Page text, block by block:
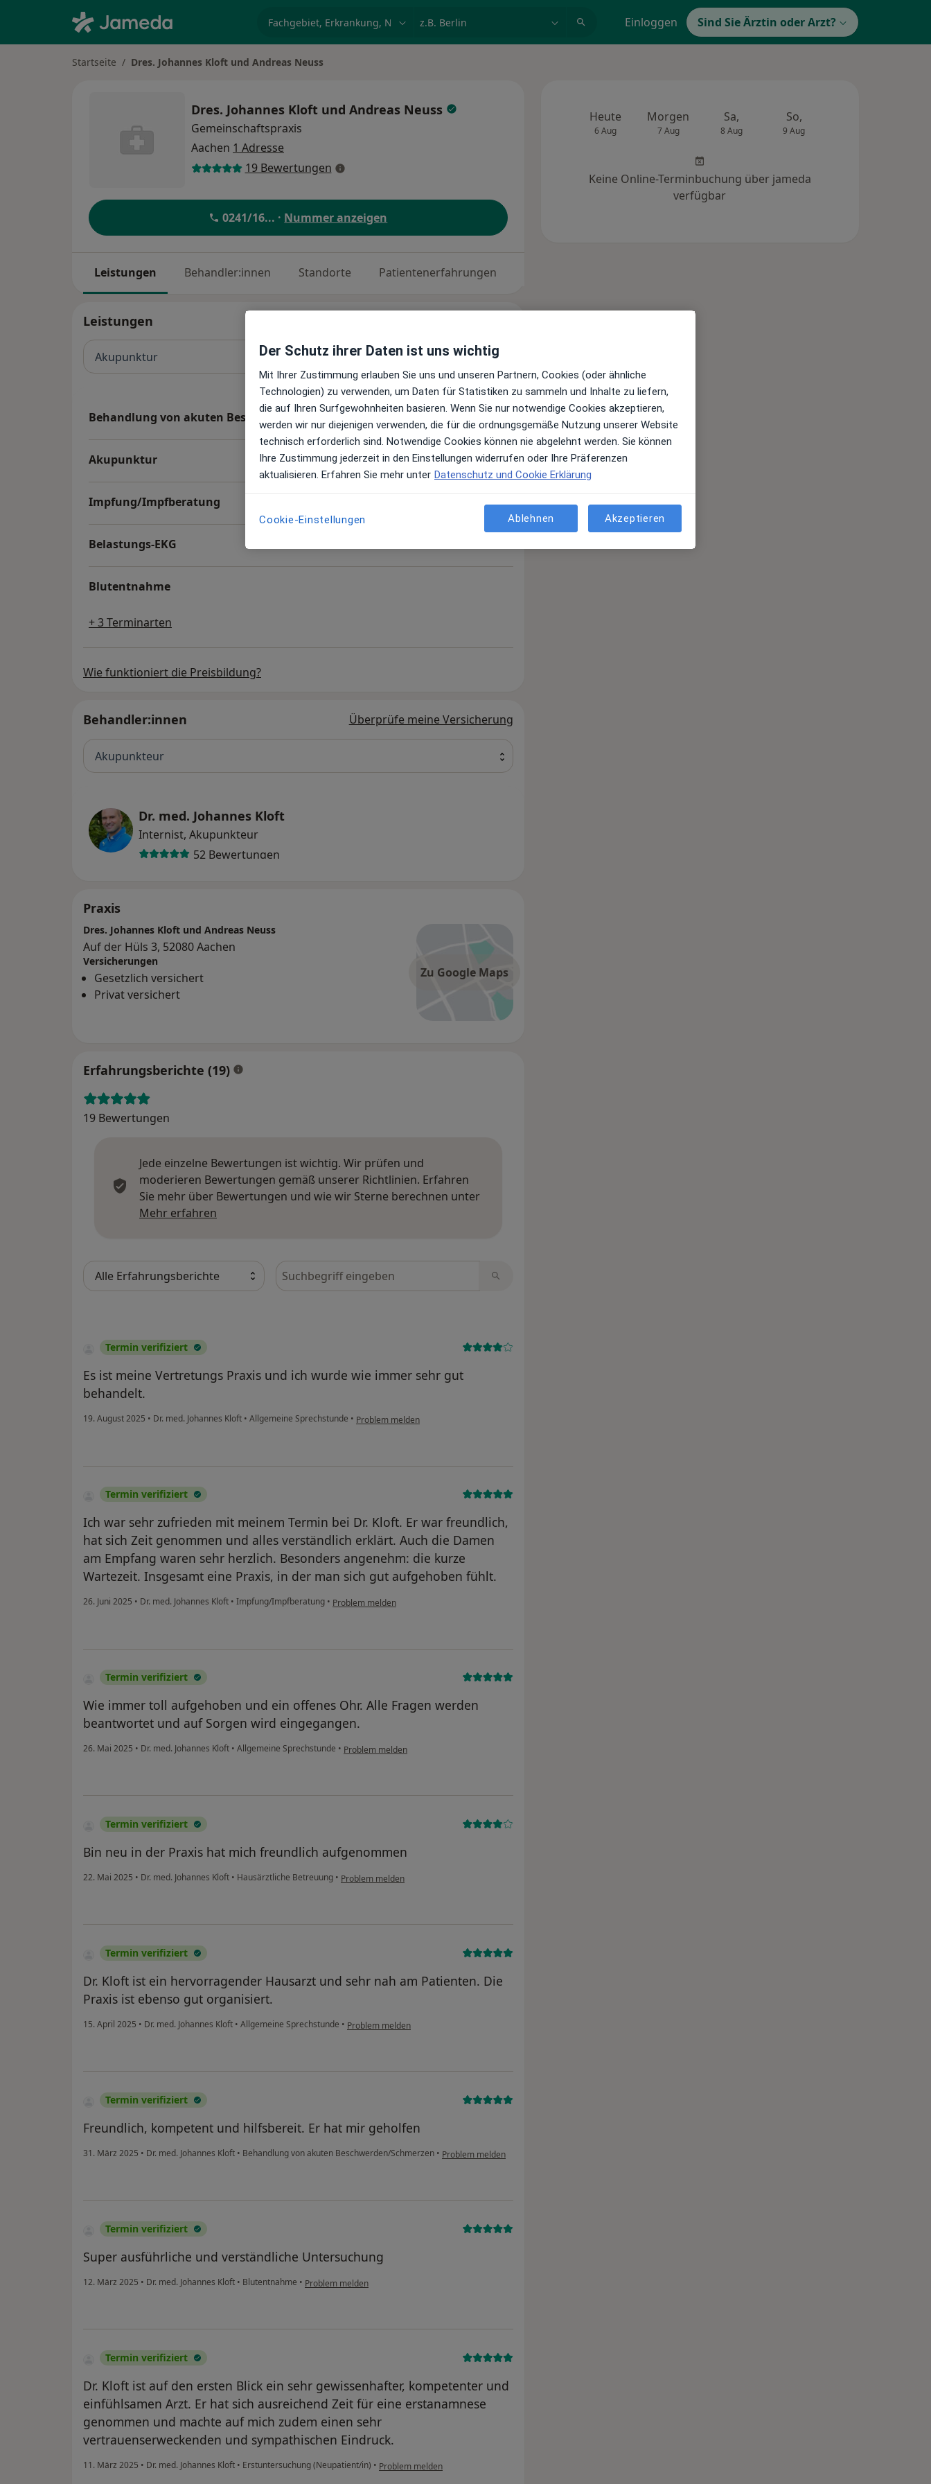
Einloggen Sind Sie Ärztin oder Arzt?
Startseite Dres. Johannes Kloft und Andreas Neuss
Dres. Johannes Kloft und Andreas Neuss
Gemeinschaftspraxis
Aachen 1 Adresse
19 Bewertungen
0241/16... · Nummer anzeigen
Leistungen Behandler:innen Standorte Patientenerfahrungen
Leistungen
Akupunktur
Behandlung von akuten Beschwerden/Schmerzen
Akupunktur
Impfung/Impfberatung
Belastungs-EKG
Blutentnahme
+ 3 Terminarten
Wie funktioniert die Preisbildung?
Behandler:innen Überprüfe meine Versicherung
Akupunkteur
Dr. med. Johannes Kloft
Internist, Akupunkteur
52 Bewertungen
Praxis
Zu Google Maps
Dres. Johannes Kloft und Andreas Neuss
Auf der Hüls 3, 52080 Aachen
Versicherungen
Gesetzlich versichert
Privat versichert
Erfahrungsberichte (19)
19 Bewertungen
Jede einzelne Bewertungen ist wichtig. Wir prüfen und
moderieren Bewertungen gemäß unserer Richtlinien. Erfahren
Sie mehr über Bewertungen und wie wir Sterne berechnen unter
Mehr erfahren
Bewertungen durchsuchen
Termin verifiziert
Es ist meine Vertretungs Praxis und ich wurde wie immer sehr gut
behandelt.
19. August 2025 • Dr. med. Johannes Kloft • Allgemeine Sprechstunde • Problem melden
Termin verifiziert
Ich war sehr zufrieden mit meinem Termin bei Dr. Kloft. Er war freundlich,
hat sich Zeit genommen und alles verständlich erklärt. Auch die Damen
am Empfang waren sehr herzlich. Besonders angenehm: die kurze
Wartezeit. Insgesamt eine Praxis, in der man sich gut aufgehoben fühlt.
26. Juni 2025 • Dr. med. Johannes Kloft • Impfung/Impfberatung • Problem melden
Termin verifiziert
Wie immer toll aufgehoben und ein offenes Ohr. Alle Fragen werden
beantwortet und auf Sorgen wird eingegangen.
26. Mai 2025 • Dr. med. Johannes Kloft • Allgemeine Sprechstunde • Problem melden
Termin verifiziert
Bin neu in der Praxis hat mich freundlich aufgenommen
22. Mai 2025 • Dr. med. Johannes Kloft • Hausärztliche Betreuung • Problem melden
Termin verifiziert
Dr. Kloft ist ein hervorragender Hausarzt und sehr nah am Patienten. Die
Praxis ist ebenso gut organisiert.
15. April 2025 • Dr. med. Johannes Kloft • Allgemeine Sprechstunde • Problem melden
Termin verifiziert
Freundlich, kompetent und hilfsbereit. Er hat mir geholfen
31. März 2025 • Dr. med. Johannes Kloft • Behandlung von akuten Beschwerden/Schmerzen • Problem melden
Termin verifiziert
Super ausführliche und verständliche Untersuchung
12. März 2025 • Dr. med. Johannes Kloft • Blutentnahme • Problem melden
Termin verifiziert
Dr. Kloft ist auf den ersten Blick ein sehr gewissenhafter, kompetenter und
einfühlsamen Arzt. Er hat sich ausreichend Zeit für eine erstanamnese
genommen und machte auf mich zudem einen sehr
vertrauenserweckenden und sympathischen Eindruck.
11. März 2025 • Dr. med. Johannes Kloft • Erstuntersuchung (Neupatient/in) • Problem melden
Heute
6 Aug
Morgen
7 Aug
Sa,
8 Aug
So,
9 Aug
Keine Online-Terminbuchung über jameda
verfügbar
Der Schutz ihrer Daten ist uns wichtig
Mit Ihrer Zustimmung erlauben Sie uns und unseren Partnern, Cookies (oder ähnliche
Technologien) zu verwenden, um Daten für Statistiken zu sammeln und Inhalte zu liefern,
die auf Ihren Surfgewohnheiten basieren. Wenn Sie nur notwendige Cookies akzeptieren,
werden wir nur diejenigen verwenden, die für die ordnungsgemäße Nutzung unserer Website
technisch erforderlich sind. Notwendige Cookies können nie abgelehnt werden. Sie können
Ihre Zustimmung jederzeit in den Einstellungen widerrufen oder Ihre Präferenzen
aktualisieren. Erfahren Sie mehr unter Datenschutz und Cookie Erklärung
Cookie-Einstellungen Ablehnen Akzeptieren